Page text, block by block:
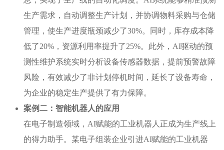
生产需求，自动调整生产计划，并协调物料采购与仓储
管理，使生产进度瓶颈减少了30%。同时，库存成本降
低了20%，资源利用率提升了25%。此外，AI驱动的预
测性维护系统实时分析设备传感器数据，提前预警故障
风险，有效减少了非计划停机时间，延长了设备寿命，
为企业的稳定生产提供了有力保障。
案例二：智能机器人的应用
在电子制造领域，AI赋能的工业机器人正成为生产线上
的得力助手。某电子组装企业引进AI赋能的工业机器